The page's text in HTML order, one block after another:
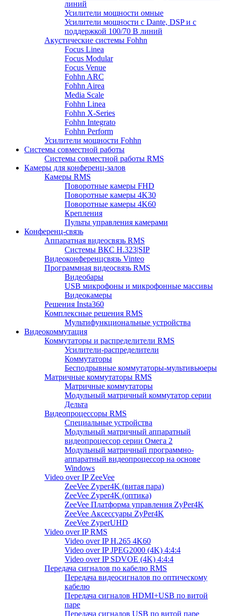
линий
Усилители мощности омные
Усилители мощности с Dante, DSP и с
поддержкой 100/70 В линий
Акустические системы Fohhn
Focus Linea
Focus Modular
Focus Venue
Fohhn ARC
Fohhn Airea
Media Scale
Fohhn Linea
Fohhn X-Series
Fohhn Integrato
Fohhn Perform
Усилители мощности Fohhn
Системы совместной работы
Системы совместной работы RMS
Камеры для конференц-залов
Камеры RMS
Поворотные камеры FHD
Поворотные камеры 4K30
Поворотные камеры 4K60
Крепления
Пульты управления камерами
Конференц-связь
Аппаратная видеосвязь RMS
Системы ВКС H.323|SIP
Видеоконференцсвязь Vinteo
Программная видеосвязь RMS
Видеобары
USB микрофоны и микрофонные массивы
Видеокамеры
Решения Insta360
Комплексные решения RMS
Мультифункциональные устройства
Видеокоммутация
Коммутаторы и распределители RMS
Усилители-распределители
Коммутаторы
Бесподрывные коммутаторы-мультивьюеры
Матричные коммутаторы RMS
Матричные коммутаторы
Модульный матричный коммутатор серии
Дельта
Видеопроцессоры RMS
Специальные устройства
Модульный матричный аппаратный
видеопроцессор серии Омега 2
Модульный матричный программно-
аппаратный видеопроцессор на основе
Windows
Video over IP ZeeVee
ZeeVee Zyper4K (витая пара)
ZeeVee Zyper4K (оптика)
ZeeVee Платформа управления ZyPer4K
ZeeVee Аксессуары ZyPer4K
ZeeVee ZyperUHD
Video over IP RMS
Video over IP H.265 4K60
Video over IP JPEG2000 (4K) 4:4:4
Video over IP SDVOE (4K) 4:4:4
Передача сигналов по кабелю RMS
Передача видеосигналов по оптическому
кабелю
Передача сигналов HDMI+USB по витой
паре
Передача сигналов USB по витой паре